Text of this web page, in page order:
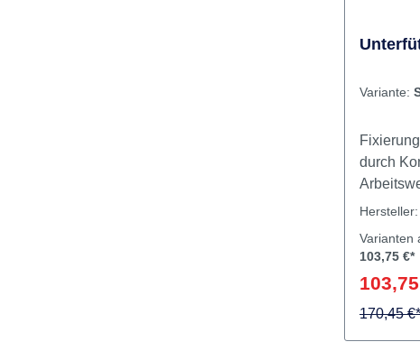
Variante:
durch
Hersteller:
Varianten
103,75 €*
170,45 €*